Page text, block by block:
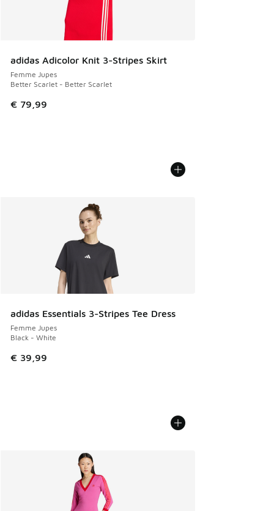
adidas Adicolor Knit 3-Stripes Skirt
Femme Jupes
Better Scarlet - Better Scarlet
€ 79,99
adidas Essentials 3-Stripes Tee Dress
Femme Jupes
Black - White
€ 39,99